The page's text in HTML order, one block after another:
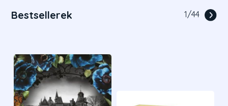
Bestsellerek 1/44